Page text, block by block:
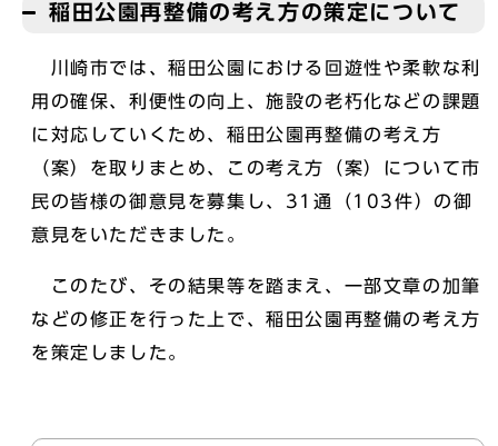
稲田公園再整備の考え方の策定について
川崎市では、稲田公園における回遊性や柔軟な利
用の確保、利便性の向上、施設の老朽化などの課題
に対応していくため、稲田公園再整備の考え方
（案）を取りまとめ、この考え方（案）について市
民の皆様の御意見を募集し、31通（103件）の御
意見をいただきました。
このたび、その結果等を踏まえ、一部文章の加筆
などの修正を行った上で、稲田公園再整備の考え方
を策定しました。